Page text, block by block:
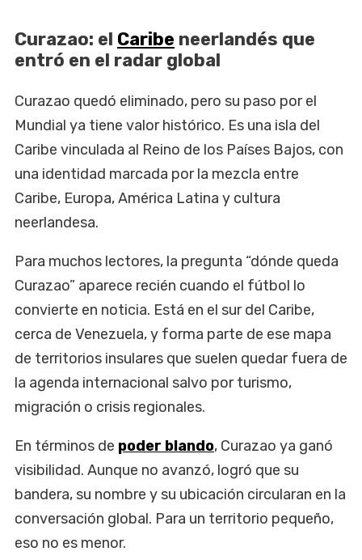
Curazao: el Caribe neerlandés que
entró en el radar global
Curazao quedó eliminado, pero su paso por el
Mundial ya tiene valor histórico. Es una isla del
Caribe vinculada al Reino de los Países Bajos, con
una identidad marcada por la mezcla entre
Caribe, Europa, América Latina y cultura
neerlandesa.
Para muchos lectores, la pregunta “dónde queda
Curazao” aparece recién cuando el fútbol lo
convierte en noticia. Está en el sur del Caribe,
cerca de Venezuela, y forma parte de ese mapa
de territorios insulares que suelen quedar fuera de
la agenda internacional salvo por turismo,
migración o crisis regionales.
En términos de poder blando, Curazao ya ganó
visibilidad. Aunque no avanzó, logró que su
bandera, su nombre y su ubicación circularan en la
conversación global. Para un territorio pequeño,
eso no es menor.